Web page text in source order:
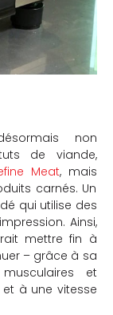
non
de viande,
Meat, mais
carnés. Un
qui utilise des
Ainsi,
mettre fin à
– grâce à sa
et
à une vitesse